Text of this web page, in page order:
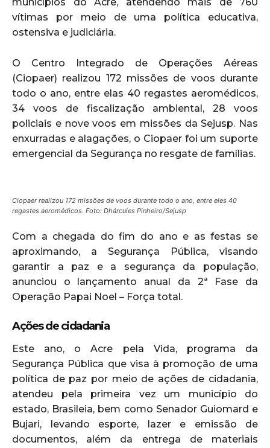
vítimas por meio de uma política educativa,
ostensiva e judiciária.
O Centro Integrado de Operações Aéreas
(Ciopaer) realizou 172 missões de voos durante
todo o ano, entre elas 40 regastes aeromédicos,
34 voos de fiscalização ambiental, 28 voos
policiais e nove voos em missões da Sejusp. Nas
enxurradas e alagações, o Ciopaer foi um suporte
emergencial da Segurança no resgate de famílias.
Ciopaer realizou 172 missões de voos durante todo o ano, entre eles 40
regastes aeromédicos. Foto: Dhárcules Pinheiro/Sejusp
Com a chegada do fim do ano e as festas se
aproximando, a Segurança Pública, visando
garantir a paz e a segurança da população,
anunciou o lançamento anual da 2ª Fase da
Operação Papai Noel – Força total.
Ações de cidadania
Este ano, o Acre pela Vida, programa da
Segurança Pública que visa à promoção de uma
política de paz por meio de ações de cidadania,
atendeu pela primeira vez um município do
estado, Brasileia, bem como Senador Guiomard e
Bujari, levando esporte, lazer e emissão de
documentos, além da entrega de materiais